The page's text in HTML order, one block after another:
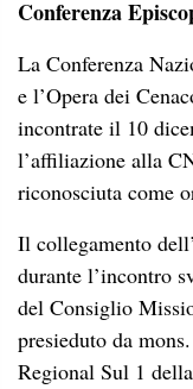
Conferenza
La Conferenza
e l’Opera dei
incontrate il 10
l’affiliazione alla
riconosciuta come
Il collegamento
durante l’incontro
del Consiglio
presieduto da
Regional Sul 1